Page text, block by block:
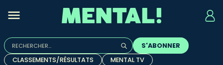
Rechercher :
Quand les résultats de l'auto-complétion sont
S'ABONNER
CLASSEMENTS/RÉSULTATS
MENTAL TV